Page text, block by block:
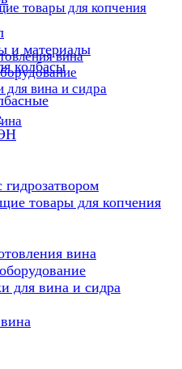
товары для копчения
вина
вина и сидра
и материалы
колбасы
товары для копчения
вина
для вина и сидра